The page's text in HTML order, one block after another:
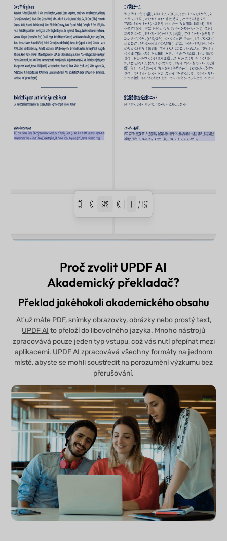
Proč zvolit UPDF AI
Akademický překladač?
Překlad jakéhokoli akademického obsahu
Ať už máte PDF, snímky obrazovky, obrázky nebo prostý text,
UPDF AI to přeloží do libovolného jazyka. Mnoho nástrojů
zpracovává pouze jeden typ vstupu, což vás nutí přepínat mezi
aplikacemi. UPDF AI zpracovává všechny formáty na jednom
místě, abyste se mohli soustředit na porozumění výzkumu bez
přerušování.